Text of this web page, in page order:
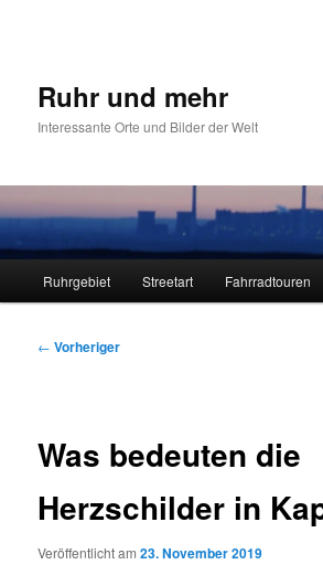
Ruhr und mehr
Interessante Orte und Bilder der Welt
Ruhrgebiet Streetart Fahrradtouren
Beitragsnavigation
← Vorheriger
Was bedeuten die
Herzschilder in
Veröffentlicht am23. November 2019